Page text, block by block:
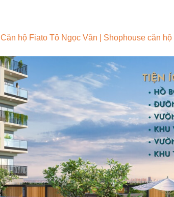
Căn hộ Fiato Tô Ngọc Vân | Shophouse căn